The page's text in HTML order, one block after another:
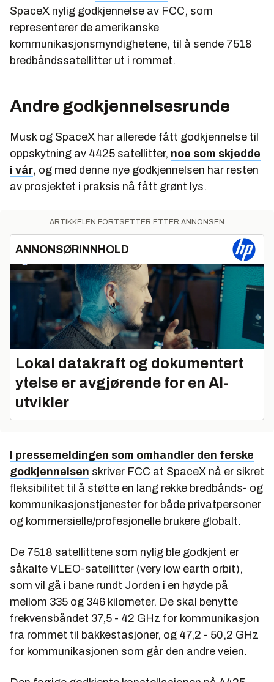
SpaceX nylig godkjennelse av FCC, som
representerer de amerikanske
kommunikasjonsmyndighetene, til å sende 7518
bredbåndssatellitter ut i rommet.
Andre godkjennelsesrunde
Musk og SpaceX har allerede fått godkjennelse til
oppskytning av 4425 satellitter, noe som skjedde
i vår, og med denne nye godkjennelsen har resten
av prosjektet i praksis nå fått grønt lys.
ARTIKKELEN FORTSETTER ETTER ANNONSEN
ANNONSØRINNHOLD
Lokal datakraft og dokumentert
ytelse er avgjørende for en AI-
utvikler
I pressemeldingen som omhandler den ferske
godkjennelsen skriver FCC at SpaceX nå er sikret
fleksibilitet til å støtte en lang rekke bredbånds- og
kommunikasjonstjenester for både privatpersoner
og kommersielle/profesjonelle brukere globalt.
De 7518 satellittene som nylig ble godkjent er
såkalte VLEO-satellitter (very low earth orbit),
som vil gå i bane rundt Jorden i en høyde på
mellom 335 og 346 kilometer. De skal benytte
frekvensbåndet 37,5 - 42 GHz for kommunikasjon
fra rommet til bakkestasjoner, og 47,2 - 50,2 GHz
for kommunikasjonen som går den andre veien.